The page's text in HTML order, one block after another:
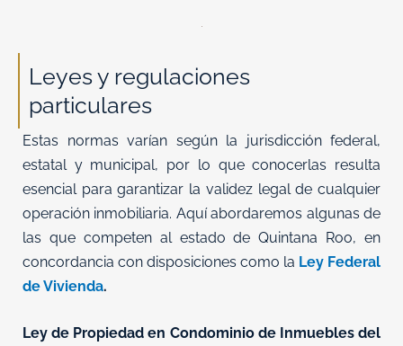
Leyes y regulaciones
particulares
Estas normas varían según la jurisdicción federal,
estatal y municipal, por lo que conocerlas resulta
esencial para garantizar la validez legal de cualquier
operación inmobiliaria. Aquí abordaremos algunas de
las que competen al estado de Quintana Roo, en
concordancia con disposiciones como la Ley Federal
de Vivienda.
Ley de Propiedad en Condominio de Inmuebles del